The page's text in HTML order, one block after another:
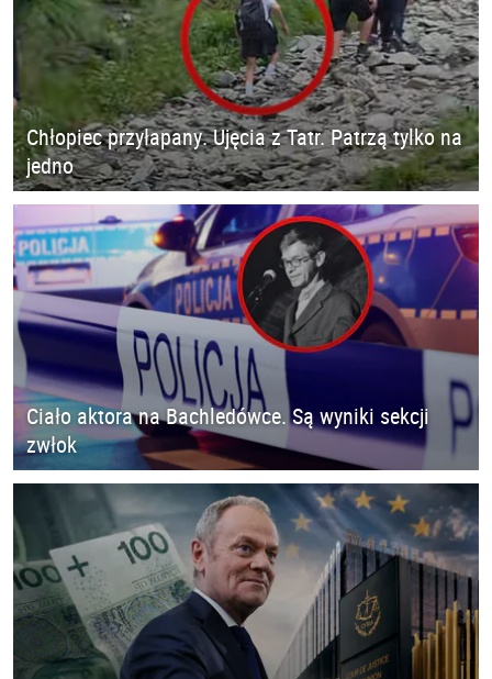
Chłopiec przyłapany. Ujęcia z Tatr. Patrzą tylko na
jedno
Ciało aktora na Bachledówce. Są wyniki sekcji
zwłok